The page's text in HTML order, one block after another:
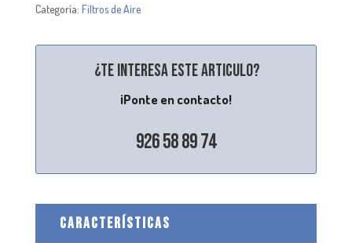
Categoría: Filtros de Aire
¿Te interesa este articulo?
¡Ponte en contacto!
926 58 89 74
CARACTERÍSTICAS